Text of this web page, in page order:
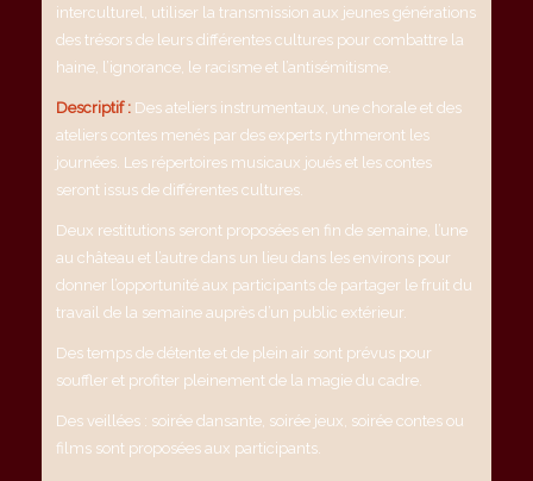
interculturel, utiliser la transmission aux jeunes générations
des trésors de leurs différentes cultures pour combattre la
haine, l’ignorance, le racisme et l’antisémitisme.
Descriptif :Des ateliers instrumentaux, une chorale et des
ateliers contes menés par des experts rythmeront les
journées. Les répertoires musicaux joués et les contes
seront issus de différentes cultures.
Deux restitutions seront proposées en fin de semaine, l’une
au château et l’autre dans un lieu dans les environs pour
donner l’opportunité aux participants de partager le fruit du
travail de la semaine auprès d’un public extérieur.
Des temps de détente et de plein air sont prévus pour
souffler et profiter pleinement de la magie du cadre.
Des veillées : soirée dansante, soirée jeux, soirée contes ou
films sont proposées aux participants.